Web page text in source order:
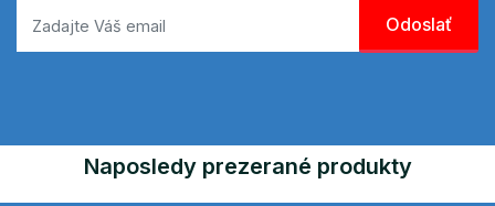
Naposledy prezerané produkty